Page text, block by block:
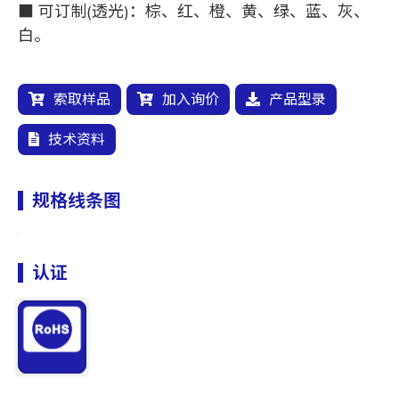
■ 可订制(透光)：棕、红、橙、黄、绿、蓝、灰、
白。
索取样品 加入询价 产品型录
技术资料
规格线条图
认证